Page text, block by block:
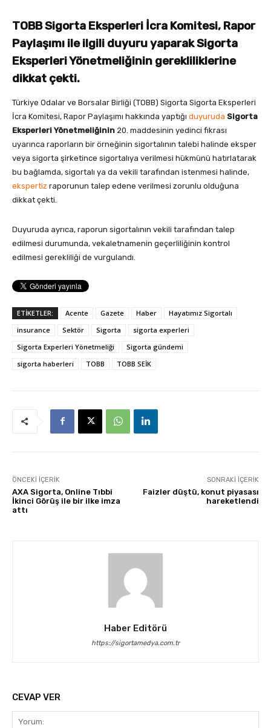
TOBB Sigorta Eksperleri İcra Komitesi, Rapor
Paylaşımı ile ilgili duyuru yaparak Sigorta
Eksperleri Yönetmeliğinin gerekliliklerine
dikkat çekti.
Türkiye Odalar ve Borsalar Birliği (TOBB) Sigorta Sigorta Eksperleri
İcra Komitesi, Rapor Paylaşımı hakkında yaptığı duyuruda Sigorta
Eksperleri Yönetmeliğinin 20. maddesinin yedinci fıkrası
uyarınca raporların bir örneğinin sigortalının talebi halinde eksper
veya sigorta şirketince sigortalıya verilmesi hükmünü hatırlatarak
bu bağlamda, sigortalı ya da vekili tarafından istenmesi halinde,
ekspertiz raporunun talep edene verilmesi zorunlu olduğuna
dikkat çekti.
Duyuruda ayrıca, raporun sigortalının vekili tarafından talep
edilmesi durumunda, vekaletnamenin geçerliliğinin kontrol
edilmesi gerekliliği de vurgulandı.
ETİKETLER: Acente Gazete Haber
Hayatımız Sigortalı
insurance
Sektör Sigorta
sigorta experleri
Sigorta Experleri Yönetmeliği
Sigorta gündemi
sigorta haberleri
TOBB TOBB SEİK
ÖNCEKI İÇERIK
AXA Sigorta, Online Tıbbi
İkinci Görüş ile bir ilke imza
attı
SONRAKI İÇERIK
Faizler düştü, konut piyasası
hareketlendi
Haber Editörü
https://sigortamedya.com.tr
CEVAP VER